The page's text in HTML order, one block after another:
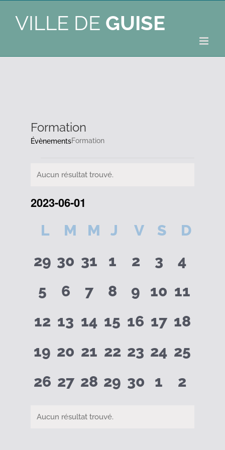
VILLE DE GUISE
Formation
ÉvènementsFormation
Évènements
Notice
Aucun résultat trouvé.
2023-06-01
une
date.Calendrier
de
Évènements
L LUNDI
M MARDI
M MERCREDI
J JEUDI
VVENDREDI
S SAMEDI
D
0
évènements
29 0
évènements
30 0
évènements
31
0
évènements
1
0
évènements
2
0
3
0
4
0
évènements
5
0
évènements
6
0
évènements
7
0
évènements
8
0
évènements
9
0
10 0
11
0
évènements
12 0
évènements
13 0
évènements
14 0
évènements
15 0
évènements
16 0
17 0
18
0
évènements
19 0
évènements
20 0
évènements
21 0
évènements
22 0
évènements
23 0
24 0
25
0
26 0
27 0
28 0
29 0
30
0
1
0
2
Notice
Aucun résultat trouvé.